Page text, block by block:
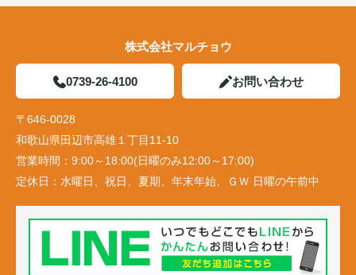
株式会社マルチョウ
0739-26-4100 お問い合わせ
〒646-0028
和歌山県田辺市高雄１丁目11-10
営業時間： 9:00～18:00(日曜のみ12:00～17:00)
定休日： 水曜日、祝日、夏期、年末年始、ＧＷ 日曜の午前中